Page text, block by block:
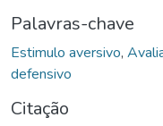
Palavras-chave
Estimulo aversivo,
defensivo
Citação